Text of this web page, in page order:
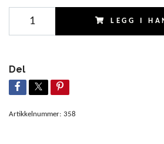
LEGG I
Del
Artikkelnummer: 358